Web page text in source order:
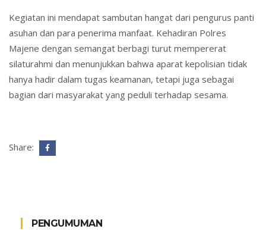
Kegiatan ini mendapat sambutan hangat dari pengurus panti
asuhan dan para penerima manfaat. Kehadiran Polres
Majene dengan semangat berbagi turut mempererat
silaturahmi dan menunjukkan bahwa aparat kepolisian tidak
hanya hadir dalam tugas keamanan, tetapi juga sebagai
bagian dari masyarakat yang peduli terhadap sesama.
Share:
PENGUMUMAN